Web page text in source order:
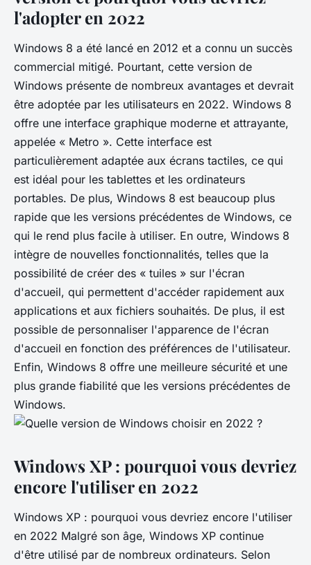
l'adopter en 2022
Windows 8 a été lancé en 2012 et a connu un succès
commercial mitigé. Pourtant, cette version de
Windows présente de nombreux avantages et devrait
être adoptée par les utilisateurs en 2022. Windows 8
offre une interface graphique moderne et attrayante,
appelée « Metro ». Cette interface est
particulièrement adaptée aux écrans tactiles, ce qui
est idéal pour les tablettes et les ordinateurs
portables. De plus, Windows 8 est beaucoup plus
rapide que les versions précédentes de Windows, ce
qui le rend plus facile à utiliser. En outre, Windows 8
intègre de nouvelles fonctionnalités, telles que la
possibilité de créer des « tuiles » sur l'écran
d'accueil, qui permettent d'accéder rapidement aux
applications et aux fichiers souhaités. De plus, il est
possible de personnaliser l'apparence de l'écran
d'accueil en fonction des préférences de l'utilisateur.
Enfin, Windows 8 offre une meilleure sécurité et une
plus grande fiabilité que les versions précédentes de
Windows.
Windows XP : pourquoi vous devriez
encore l'utiliser en 2022
Windows XP : pourquoi vous devriez encore l'utiliser
en 2022 Malgré son âge, Windows XP continue
d'être utilisé par de nombreux ordinateurs. Selon